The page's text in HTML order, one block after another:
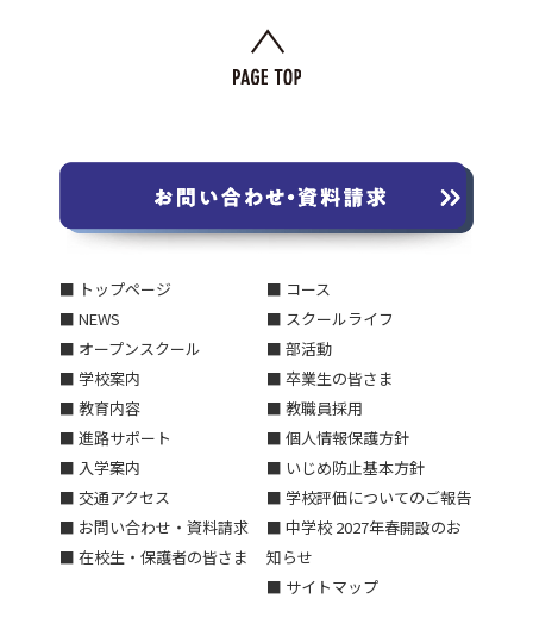
■ トップページ
■ NEWS
■ オープンスクール
■ 学校案内
■ 教育内容
■ 進路サポート
■ 入学案内
■ 交通アクセス
■ お問い合わせ・資料請求
■ 在校生・保護者の皆さま
■ コース
■ スクールライフ
■ 部活動
■ 卒業生の皆さま
■ 教職員採用
■ 個人情報保護方針
■ いじめ防止基本方針
■ 学校評価についてのご報告
■ 中学校 2027年春開設のお
知らせ
■ サイトマップ